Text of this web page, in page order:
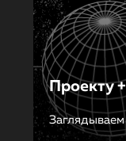
Проекту
Заглядываем